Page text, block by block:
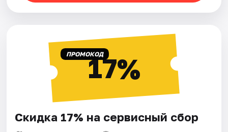
ПРОМОКОД17%
Скидка 17% на сервисный сбор